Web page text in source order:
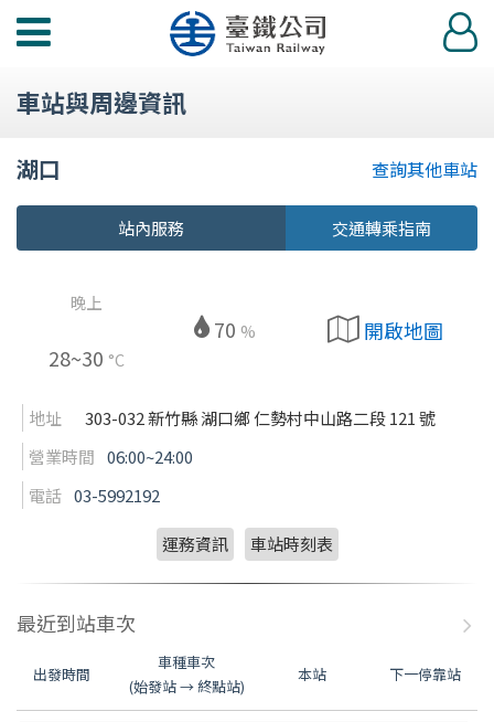
功
選
登
入
車站與周邊資訊
湖口 查詢其他車站
站內服務 交通轉乘指南
晚上
28~30 °C
70 % 開啟地圖
地址
303-032 新竹縣 湖口鄉 仁勢村中山路二段 121 號
營業時間 06:00~24:00
電話 03-5992192
運務資訊 車站時刻表
最近到站車次
出發時間
車種車次
(始發站 → 終點站)
本站 下一停靠站